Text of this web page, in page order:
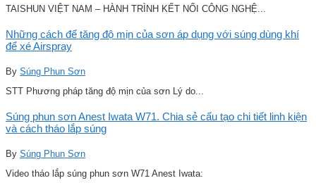
TAISHUN VIỆT NAM – HÀNH TRÌNH KẾT NỐI CÔNG NGHỆ...
Những cách để tăng độ mịn của sơn áp dụng với súng dùng khí
để xé Airspray
By Súng Phun Sơn
STT Phương pháp tăng độ mịn của sơn Lý do...
Súng phun sơn Anest Iwata W71. Chia sẻ cấu tạo chi tiết linh kiện
và cách tháo lắp súng
By Súng Phun Sơn
Video tháo lắp súng phun sơn W71 Anest Iwata: